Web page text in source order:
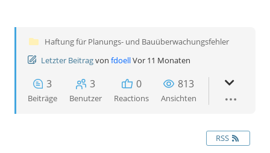
Haftung für Planungs- und Bauüberwachungsfehler
Letzter Beitragvon fdoellVor 11 Monaten
3
Beiträge
3
Benutzer
0
Reactions
813
Ansichten
RSS